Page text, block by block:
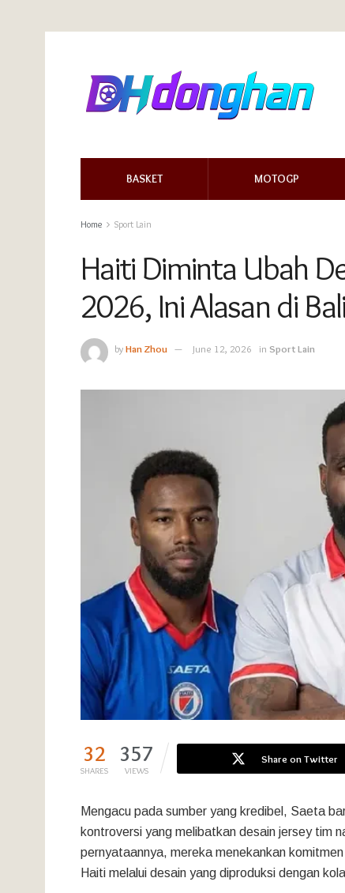
BASKET MOTOGP
Home Sport Lain
Haiti Diminta Ubah
2026, Ini Alasan di
byHan Zhou June 12, 2026 in Sport Lain
32
SHARES
357
VIEWS
Share on Twitter
Mengacu pada sumber yang kredibel, Saeta
kontroversi yang melibatkan desain jersey tim
pernyataannya, mereka menekankan
Haiti melalui desain yang diproduksi dengan